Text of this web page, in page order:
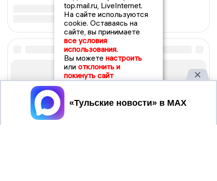
top.mail.ru, LiveInternet.
На сайте используются
cookie. Оставаясь на
сайте, вы принимаете
все условия
использования.
Вы можете настроить
или отклонить и
покинуть сайт
Принять